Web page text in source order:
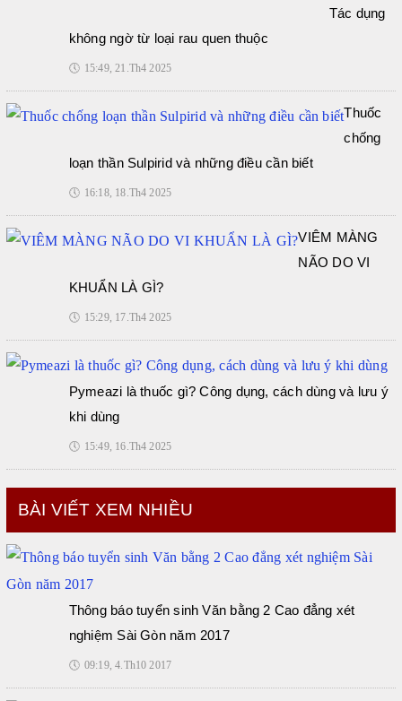
Tác dụng
không ngờ từ loại rau quen thuộc
🕔 15:49, 21.Th4 2025
Thuốc
chống
loạn thần Sulpirid và những điều cần biết
🕔 16:18, 18.Th4 2025
VIÊM MÀNG
NÃO DO VI
KHUẨN LÀ GÌ?
🕔 15:29, 17.Th4 2025
Pymeazi là thuốc gì? Công dụng, cách dùng và lưu ý
khi dùng
🕔 15:49, 16.Th4 2025
BÀI VIẾT XEM NHIỀU
Thông báo tuyển sinh Văn bằng 2 Cao đẳng xét
nghiệm Sài Gòn năm 2017
🕔 09:19, 4.Th10 2017